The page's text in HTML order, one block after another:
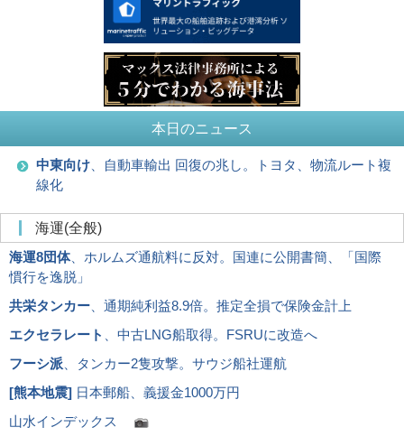
本日のニュース
中東向け 、自動車輸出 回復の兆し。トヨタ、物流ルート複
線化
海運(全般)
海運8団体、ホルムズ通航料に反対。国連に公開書簡、「国際
慣行を逸脱」
共栄タンカー 、通期純利益8.9倍。推定全損で保険金計上
エクセラレート
、中古LNG船取得。FSRUに改造へ
フーシ派 、タンカー2隻攻撃。サウジ船社運航
[熊本地震] 日本郵船、義援金1000万円
山水インデックス